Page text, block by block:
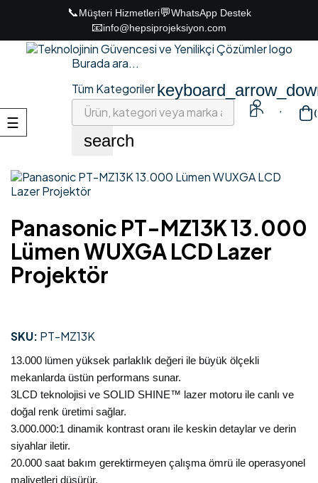
📞Müşteri Hizmetleri💬WhatsApp Destek
📧info@hepsiprojeksiyon.com
Toggle
navigation
☰
Burada ara...
Tüm Kategoriler
search

Panasonic PT-MZ13K 13.000
Lümen WUXGA LCD Lazer
Projektör
SKU: PT-MZ13K
13.000 lümen yüksek parlaklık değeri ile büyük ölçekli
mekanlarda üstün performans sunar.
3LCD teknolojisi ve SOLID SHINE™ lazer motoru ile canlı ve
doğal renk üretimi sağlar.
3.000.000:1 dinamik kontrast oranı ile keskin detaylar ve derin
siyahlar iletir.
20.000 saat bakım gerektirmeyen çalışma ömrü ile operasyonel
maliyetleri düşürür.